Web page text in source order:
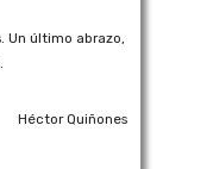
Un último abrazo,
Héctor Quiñones